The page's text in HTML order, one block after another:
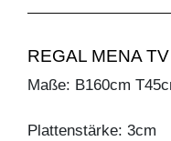
REGAL MENA TV
Maße: B160cm
Plattenstärke: 3cm